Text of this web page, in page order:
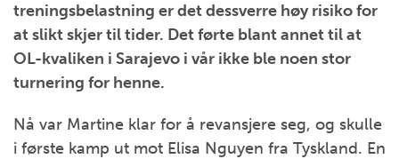
treningsbelastning er det dessverre høy risiko for
at slikt skjer til tider. Det førte blant annet til at
OL-kvaliken i Sarajevo i vår ikke ble noen stor
turnering for henne.
Nå var Martine klar for å revansjere seg, og skulle
i første kamp ut mot Elisa Nguyen fra Tyskland. En